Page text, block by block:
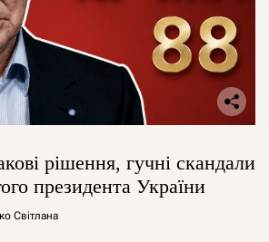
рішення, гучні скандали
президента України
Світлана